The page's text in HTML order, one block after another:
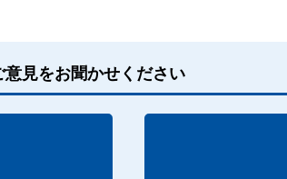
意見をお聞かせください